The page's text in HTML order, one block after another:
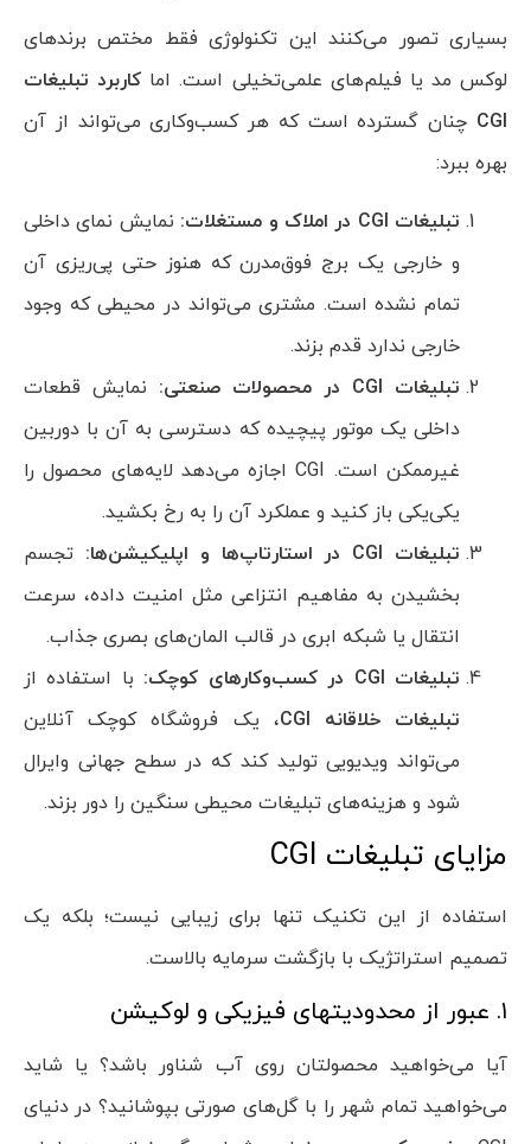
بسیاری تصور می‌کنند این تکنولوژی فقط مختص برندهای
لوکس مد یا فیلم‌های علمی‌تخیلی است. اما کاربرد تبلیغات
CGI چنان گسترده است که هر کسب‌وکاری می‌تواند از آن
بهره ببرد:
تبلیغات CGI در املاک و مستغلات: نمایش نمای داخلی
و خارجی یک برج فوق‌مدرن که هنوز حتی پی‌ریزی آن
تمام نشده است. مشتری می‌تواند در محیطی که وجود
خارجی ندارد قدم بزند.
تبلیغات CGI در محصولات صنعتی: نمایش قطعات
داخلی یک موتور پیچیده که دسترسی به آن با دوربین
غیرممکن است. CGI اجازه می‌دهد لایه‌های محصول را
یکی‌یکی باز کنید و عملکرد آن را به رخ بکشید.
تبلیغات CGI در استارتاپ‌ها و اپلیکیشن‌ها: تجسم
بخشیدن به مفاهیم انتزاعی مثل امنیت داده، سرعت
انتقال یا شبکه ابری در قالب المان‌های بصری جذاب.
تبلیغات CGI در کسب‌وکارهای کوچک: با استفاده از
تبلیغات خلاقانه CGI، یک فروشگاه کوچک آنلاین
می‌تواند ویدیویی تولید کند که در سطح جهانی وایرال
شود و هزینه‌های تبلیغات محیطی سنگین را دور بزند.
مزایای تبلیغات CGI
استفاده از این تکنیک تنها برای زیبایی نیست؛ بلکه یک
تصمیم استراتژیک با بازگشت سرمایه بالاست.
۱. عبور از محدودیتهای فیزیکی و لوکیشن
آیا می‌خواهید محصولتان روی آب شناور باشد؟ یا شاید
می‌خواهید تمام شهر را با گل‌های صورتی بپوشانید؟ در دنیای